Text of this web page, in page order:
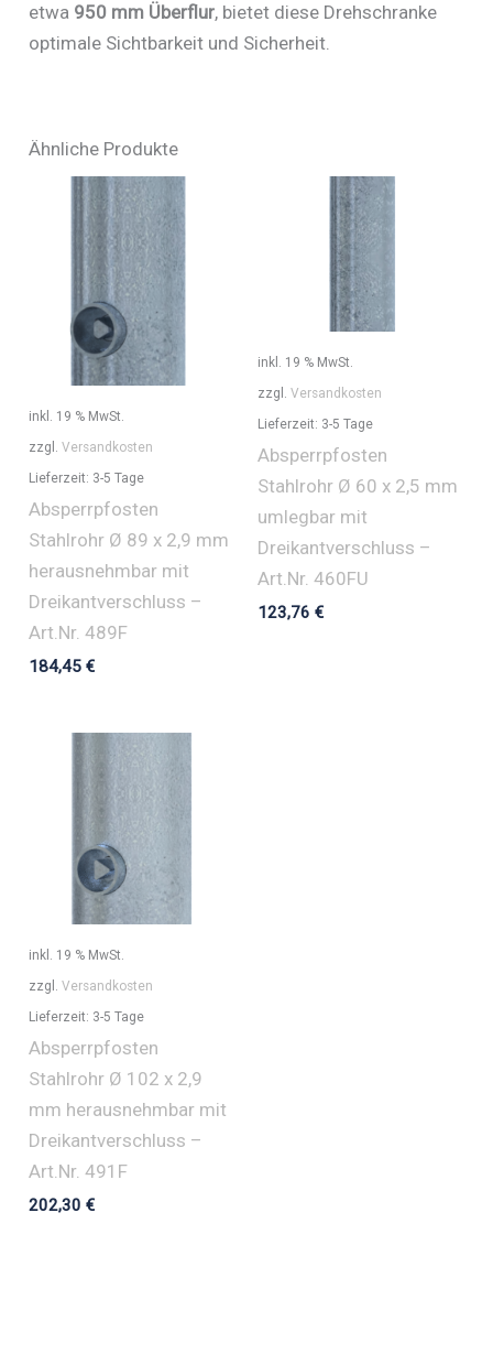
etwa 950 mm Überflur, bietet diese Drehschranke
optimale Sichtbarkeit und Sicherheit.
Ähnliche Produkte
inkl. 19 % MwSt.
zzgl.Versandkosten
Lieferzeit: 3-5 Tage
Absperrpfosten
Stahlrohr Ø 89 x 2,9 mm
herausnehmbar mit
Dreikantverschluss –
Art.Nr. 489F
184,45€
inkl. 19 % MwSt.
zzgl. Versandkosten
Lieferzeit: 3-5 Tage
Absperrpfosten
Stahlrohr Ø 60 x 2,5 mm
umlegbar mit
Dreikantverschluss –
Art.Nr. 460FU
123,76 €
inkl. 19 % MwSt.
zzgl.Versandkosten
Lieferzeit: 3-5 Tage
Absperrpfosten
Stahlrohr Ø 102 x 2,9
mm herausnehmbar mit
Dreikantverschluss –
Art.Nr. 491F
202,30€